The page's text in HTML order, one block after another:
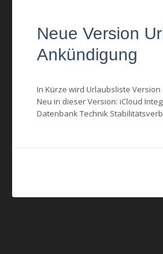
Neue Version
Ankündigung
In Kürze wird Urlaubsliste Version
Neu in dieser Version: iCloud
Datenbank Technik